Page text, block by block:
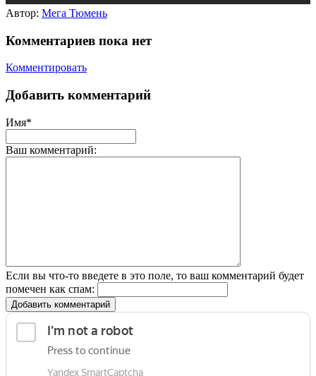
Автор: Мега Тюмень
Комментариев пока нет
Комментировать
Добавить комментарий
Имя*
Ваш комментарий:
Если вы что-то введете в это поле, то ваш комментарий будет
помечен как спам:
Добавить комментарий